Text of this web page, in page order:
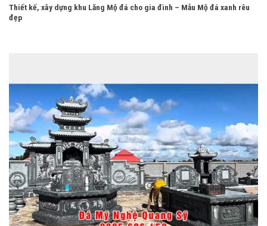
Thiết kế, xây dựng khu Lăng Mộ đá cho gia đình – Mẫu Mộ đá xanh rêu
đẹp